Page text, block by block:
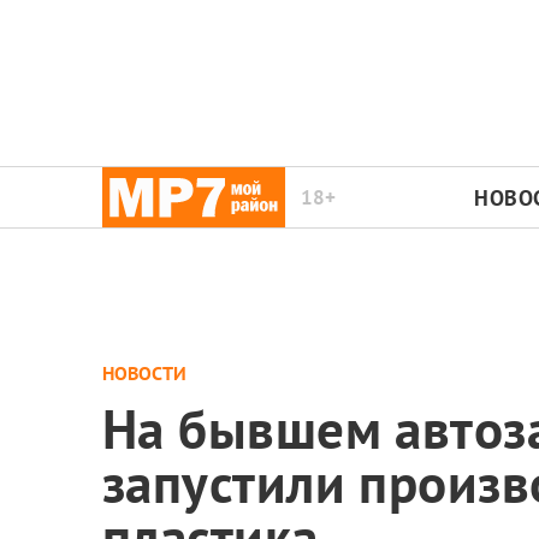
18+
НОВОСТИ
На бывшем
запустили